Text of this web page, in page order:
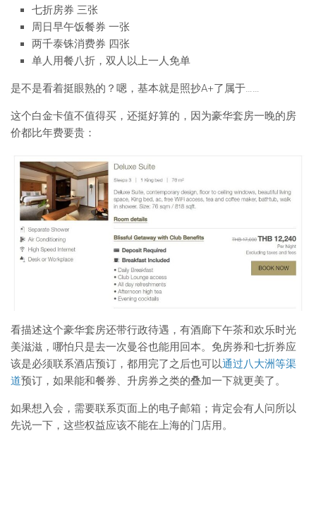
七折房券 三张
周日早午饭餐券 一张
两千泰铢消费券 四张
单人用餐八折，双人以上一人免单
是不是看着挺眼熟的？嗯，基本就是照抄A+了属于……
这个白金卡值不值得买，还挺好算的，因为豪华套房一晚的房
价都比年费要贵：
看描述这个豪华套房还带行政待遇，有酒廊下午茶和欢乐时光
美滋滋，哪怕只是去一次曼谷也能用回本。免房券和七折券应
该是必须联系酒店预订，都用完了之后也可以通过八大洲等渠
道预订，如果能和餐券、升房券之类的叠加一下就更美了。
如果想入会，需要联系页面上的电子邮箱；肯定会有人问所以
先说一下，这些权益应该不能在上海的门店用。